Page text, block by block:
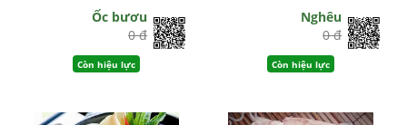
Ốc bươu
0 đ
Còn hiệu lực
Nghêu
0 đ
Còn hiệu lực